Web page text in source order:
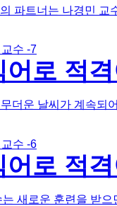
트너는 나경민
로 적
더운 날씨가 계속
로 적
새로운 훈련을 받